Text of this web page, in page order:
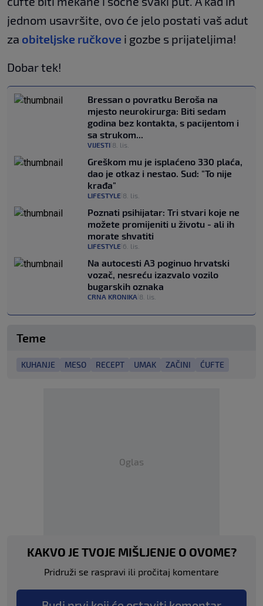
jednom usavršite, ovo će jelo postati vaš adut
za obiteljske ručkove i gozbe s prijateljima!
Dobar tek!
Bressan o povratku Beroša na
mjesto neurokirurga: Biti sedam
godina bez kontakta, s pacijentom i
sa strukom...
VIJESTI 8. lis.
Greškom mu je isplaćeno 330 plaća,
dao je otkaz i nestao. Sud: "To nije
krađa"
LIFESTYLE 8. lis.
Poznati psihijatar: Tri stvari koje ne
možete promijeniti u životu - ali ih
morate shvatiti
LIFESTYLE 6. lis.
Na autocesti A3 poginuo hrvatski
vozač, nesreću izazvalo vozilo
bugarskih oznaka
CRNA KRONIKA 8. lis.
Teme
KUHANJE MESO RECEPT UMAK ZAČINI ĆUFTE
Oglas
KAKVO JE TVOJE MIŠLJENJE O OVOME?
Pridruži se raspravi ili pročitaj komentare